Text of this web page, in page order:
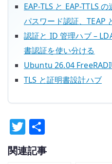
EAP-TLS と EAP-TTLS
パスワード認証、TEAP
認証と ID 管理ハブ –
書認証を使い分ける
Ubuntu 26.04
TLS と証明書設計ハブ
T
w
it
有
関連記事